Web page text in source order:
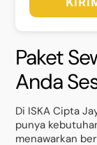
Paket
Anda
Di ISKA Cipta
punya
menawarkan